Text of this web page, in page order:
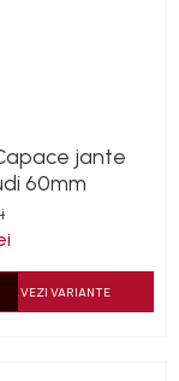
jante
60mm
VEZI VARIANTE